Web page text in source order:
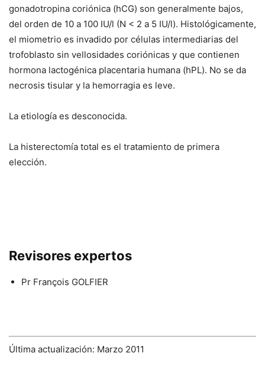
gonadotropina coriónica (hCG) son generalmente bajos,
del orden de 10 a 100 IU/l (N < 2 a 5 IU/l). Histológicamente,
el miometrio es invadido por células intermediarias del
trofoblasto sin vellosidades coriónicas y que contienen
hormona lactogénica placentaria humana (hPL). No se da
necrosis tisular y la hemorragia es leve.
La etiología es desconocida.
La histerectomía total es el tratamiento de primera
elección.
Revisores expertos
Pr François GOLFIER
Última actualización: Marzo 2011